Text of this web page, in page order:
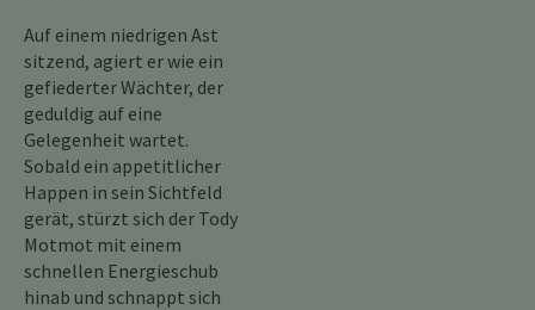
Auf einem niedrigen Ast
sitzend, agiert er wie ein
gefiederter Wächter, der
geduldig auf eine
Gelegenheit wartet.
Sobald ein appetitlicher
Happen in sein Sichtfeld
gerät, stürzt sich der Tody
Motmot mit einem
schnellen Energieschub
hinab und schnappt sich